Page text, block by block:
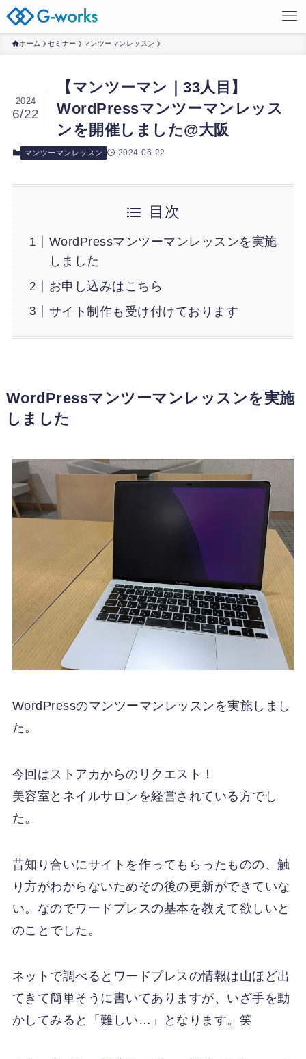
ホーム セミナー マンツーマンレッスン
【マンツーマン｜33人目】
WordPressマンツーマンレッス
ンを開催しました@大阪
2024
6/22
マンツーマンレッスン 2024-06-22
目次
WordPressマンツーマンレッスンを実施
しました
お申し込みはこちら
サイト制作も受け付けております
WordPressマンツーマンレッスンを実施
しました
WordPressのマンツーマンレッスンを実施しまし
た。
今回はストアカからのリクエスト！
美容室とネイルサロンを経営されている方でし
た。
昔知り合いにサイトを作ってもらったものの、触
り方がわからないためその後の更新ができていな
い。なのでワードプレスの基本を教えて欲しいと
のことでした。
ネットで調べるとワードプレスの情報は山ほど出
てきて簡単そうに書いてありますが、いざ手を動
かしてみると「難しい…」となります。笑